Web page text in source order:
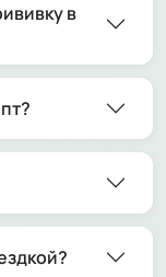
в